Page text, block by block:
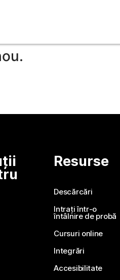
îl căutați.
Resurse
Descărcări
Intrați într-o
întâlnire de probă
Cursuri online
Integrări
Accesibilitate